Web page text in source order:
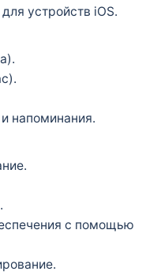
устройств iOS.
напоминания.
с помощью